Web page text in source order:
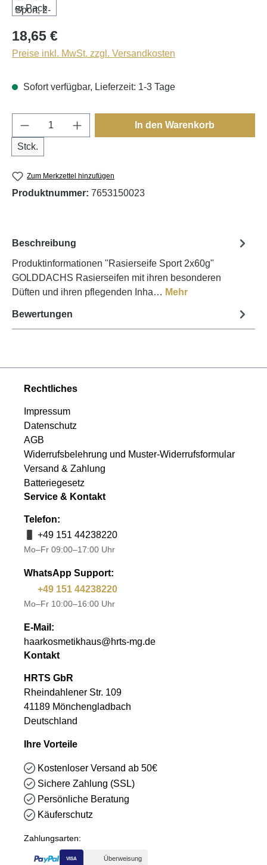
18,65 €
Preise inkl. MwSt. zzgl. Versandkosten
Sofort verfügbar, Lieferzeit: 1-3 Tage
Produkt Anzahl: Gib den gewünschten
Stck.
In den Warenkorb
Zum Merkzettel hinzufügen
Produktnummer: 7653150023
Beschreibung
Produktinformationen "Rasierseife Sport 2x60g"
GOLDDACHS Rasierseifen mit ihren besonderen
Düften und ihren pflegenden Inha… Mehr
Bewertungen
Rechtliches
Impressum
Datenschutz
AGB
Widerrufsbelehrung und Muster-Widerrufsformular
Versand & Zahlung
Batteriegesetz
Service & Kontakt
Telefon:
+49 151 44238220
Mo–Fr 09:00–17:00 Uhr
WhatsApp Support:
+49 151 44238220
Mo–Fr 10:00–16:00 Uhr
E-Mail:
haarkosmetikhaus@hrts-mg.de
Kontakt
HRTS GbR
Rheindahlener Str. 109
41189 Mönchengladbach
Deutschland
Ihre Vorteile
Kostenloser Versand ab 50€
Sichere Zahlung (SSL)
Persönliche Beratung
Käuferschutz
Zahlungsarten:
VISA Überweisung